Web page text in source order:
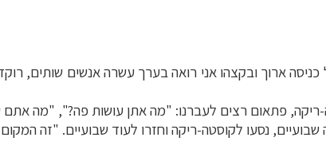
כניסה ארוך ובקצהו אני רואה בערך עשרה אנשים שותים,
פתאום רצים לעברנו: "מה אתן עושות פה?", "מהאתם
נסעו לקוסטה-ריקה וחזרו לעוד שבועיים. "זה